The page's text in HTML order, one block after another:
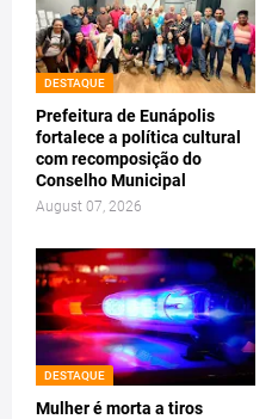
DESTAQUE
Prefeitura de Eunápolis
fortalece a política cultural
com recomposição do
Conselho Municipal
August 07, 2026
DESTAQUE
Mulher é morta a tiros